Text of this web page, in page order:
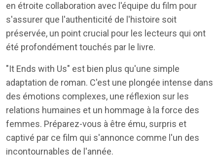
en étroite collaboration avec l'équipe du film pour
s'assurer que l'authenticité de l'histoire soit
préservée, un point crucial pour les lecteurs qui ont
été profondément touchés par le livre.
"It Ends with Us" est bien plus qu'une simple
adaptation de roman. C'est une plongée intense dans
des émotions complexes, une réflexion sur les
relations humaines et un hommage à la force des
femmes. Préparez-vous à être ému, surpris et
captivé par ce film qui s'annonce comme l'un des
incontournables de l'année.